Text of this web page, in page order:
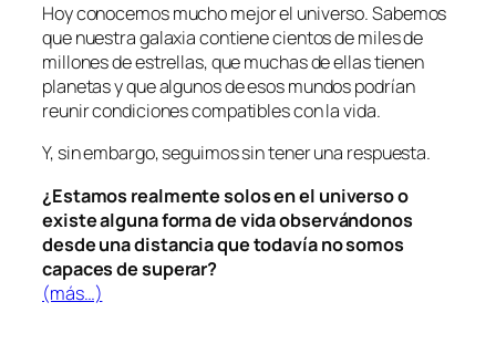
Hoy conocemos mucho mejor el universo. Sabemos
que nuestra galaxia contiene cientos de miles de
millones de estrellas, que muchas de ellas tienen
planetas y que algunos de esos mundos podrían
reunir condiciones compatibles con la vida.
Y, sin embargo, seguimos sin tener una respuesta.
¿Estamos realmente solos en el universo o
existe alguna forma de vida observándonos
desde una distancia que todavía no somos
capaces de superar?
(más…)